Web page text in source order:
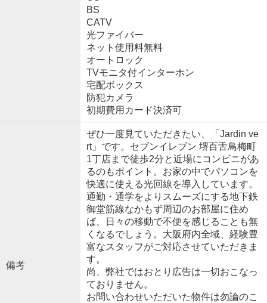
BS
CATV
光ファイバー
ネット使用料無料
オートロック
TVモニタ付インターホン
宅配ボックス
防犯カメラ
初期費用カード決済可
備考
ぜひ一度見ていただきたい、「Jardin ve
rt」です。セブンイレブン 堺百舌鳥梅町
1丁店まで徒歩2分と近場にコンビニがあ
るのもポイント。お家の中でパソコンを
快適に使える光回線を導入しています。
通勤・通学をよりスムーズにする地下鉄
御堂筋線なかもず周辺のお部屋に住め
ば、日々の移動で不便を感じることも無
くなるでしょう。大阪府内全域、経験豊
富なスタッフがご対応させていただきま
す。
尚、弊社ではおとり広告は一切おこなっ
ておりません。
お問い合わせいただいた物件は勿論のこ